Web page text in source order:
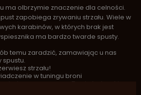
ma olbrzymie znaczenie dla celności.
zapobiega zrywaniu strzału. Wiele w
karabinów, w których brak jest
ma bardzo twarde spusty.
temu zaradzić, zamawiając u nas
spustu.
strzału!
w tuningu broni
to panaceum na Twoje bolączki z